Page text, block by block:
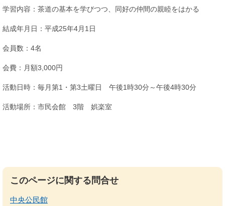
学習内容：茶道の基本を学びつつ、同好の仲間の親睦をはかる
結成年月日：平成25年4月1日
会員数：4名
会費：月額3,000円
活動日時：毎月第1・第3土曜日 午後1時30分～午後4時30分
活動場所：市民会館 3階 娯楽室
このページに関する問合せ
中央公民館